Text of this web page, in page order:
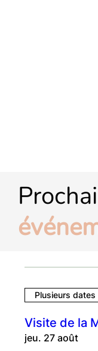
Plusieurs dates
Visite de la
jeu. 27 août